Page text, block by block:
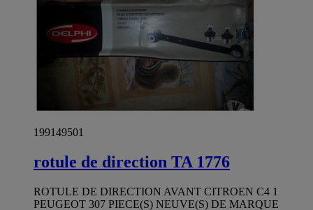
199149501
rotule de direction TA 1776
ROTULE DE DIRECTION AVANT CITROEN C4 1
PEUGEOT 307 PIECE(S) NEUVE(S) DE MARQUE